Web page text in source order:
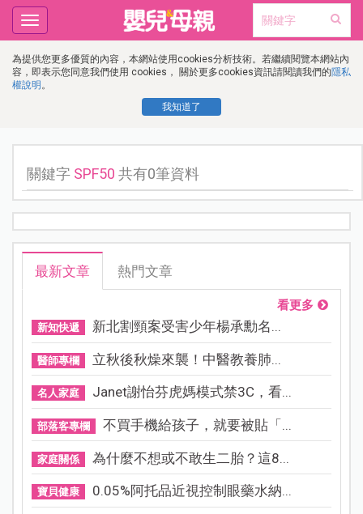
為提供您更多優質的內容，本網站使用cookies分析技術。若繼續閱覽本網站內
容，即表示您同意我們使用 cookies， 關於更多cookies資訊請閱讀我們的隱私
權說明 。
我知道了
Toggle
navigation
關鍵字 SPF50 共有0筆資料
最新文章 熱門文章
看更多
新知快遞 新北割頸案受害少年楊承勳名...
醫師專欄 立秋後秋燥來襲！中醫教養肺...
名人家庭 Janet謝怡芬虎媽模式禁3C，看...
部落客專欄 不買手機給孩子，就要被貼「...
家庭關係 為什麼不想或不敢生二胎？這8...
寶貝健康 0.05%阿托品近視控制眼藥水納...